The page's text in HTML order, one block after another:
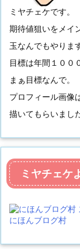
ミヤチェケです。
期待値狙いをメイ
玉なんでもやりま
目標は年間１００
まぁ目標なんで。
プロフィール画像
描いてもらいまし
ミヤチェケ
にほんブログ村